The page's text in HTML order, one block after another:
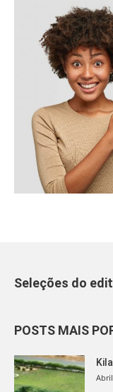
Seleções do
POSTS MAIS